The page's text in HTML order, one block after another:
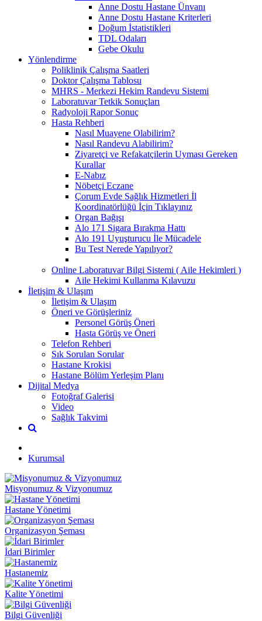
Anne Dostu Hastane Ünvanı
Anne Dostu Hastane Kriterleri
Doğum İstatistikleri
TDL Odaları
Gebe Okulu
Yönlendirme
Poliklinik Çalışma Saatleri
Doktor Çalışma Tablosu
MHRS - Merkezi Hekim Randevu Sistemi
Laboratuvar Tetkik Sonuçları
Radyoloji Rapor Sonuç
Hasta Rehberi
Nasıl Muayene Olabilirim?
Nasıl Randevu Alabilirim?
Ziyaretçi ve Refakatçilerin Uyması Gereken
Kurallar
E-Nabız
Nöbetçi Eczane
Çorum Evde Sağlık Hizmetleri İl
Koordinatörlüğü İçin Tıklayınız
Organ Bağışı
Alo 171 Sigara Bırakma Hattı
Alo 191 Uyuşturucu İle Mücadele
Bu Test Nerede Yapılıyor?
Online Laboratuvar Bilgi Sistemi ( Aile Hekimleri )
Aile Hekimi Kullanma Kılavuzu
İletişim & Ulaşım
İletişim & Ulaşım
Öneri ve Görüşleriniz
Personel Görüş Öneri
Hasta Görüş ve Öneri
Telefon Rehberi
Sık Sorulan Sorular
Hastane Krokisi
Hastane Bölüm Yerleşim Planı
Dijital Medya
Fotoğraf Galerisi
Video
Sağlık Takvimi
Kurumsal
Misyonumuz & Vizyonumuz
Hastane Yönetimi
Organizasyon Şeması
İdari Birimler
Hastanemiz
Kalite Yönetimi
Bilgi Güvenliği